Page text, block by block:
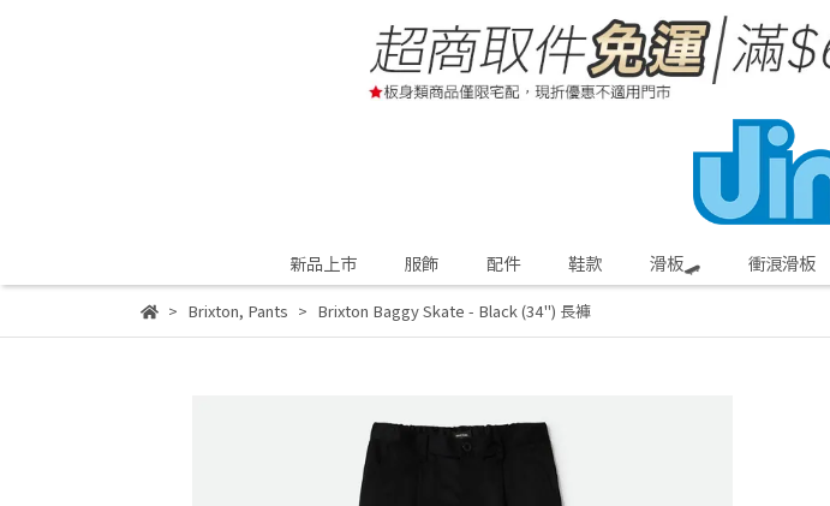
新品上市 服飾 配件 鞋款 滑板🛹 衝浪滑板
Brixton, Pants Brixton Baggy Skate - Black (34") 長褲